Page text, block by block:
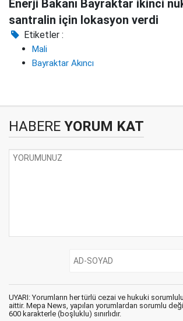
Enerji Bakanı Bayraktar ikinci
santralin için lokasyon verdi
Etiketler :
Mali
Bayraktar Akıncı
HABERE YORUM KAT
UYARI: Yorumların her türlü cezai ve hukuki
aittir. Mepa News, yapılan yorumlardan sorumlu
600 karakterle (boşluklu) sınırlıdır.